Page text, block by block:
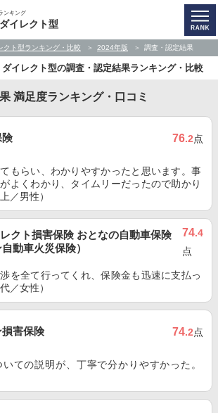
ンキング
イレクト型
クト型ランキング・比較 2024年版 調査・認定結果
ダイレクト型の調査・認定結果ランキング・比較
満足度ランキング・口コミ
険 76.2点
もらい、わかりやすかったと思います。事
よくわかり、タイムリーだったので助かり
／男性）
クト損害保険 おとなの自動車保険
動車火災保険）
74.4
点
を全て行ってくれ、保険金も迅速に支払っ
／女性）
害保険 74.2点
ての説明が、丁寧で分かりやすかった。